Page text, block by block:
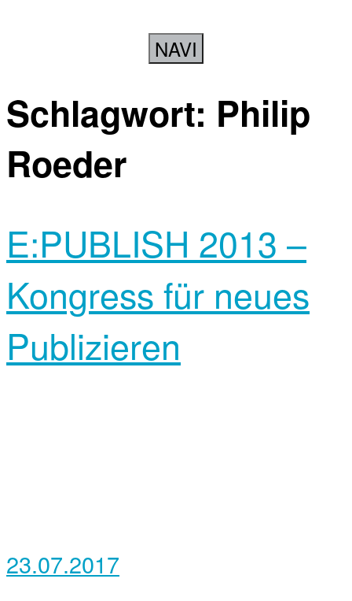
NAVI
Schlagwort: Philip
Roeder
E:PUBLISH 2013 –
Kongress für neues
Publizieren
23.07.2017